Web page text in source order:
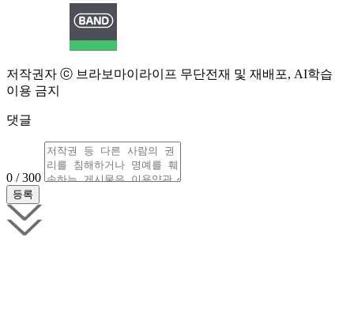
저작권자 ⓒ 브라보마이라이프 무단전재 및 재배포, AI학습
이용 금지
댓글
0 / 300